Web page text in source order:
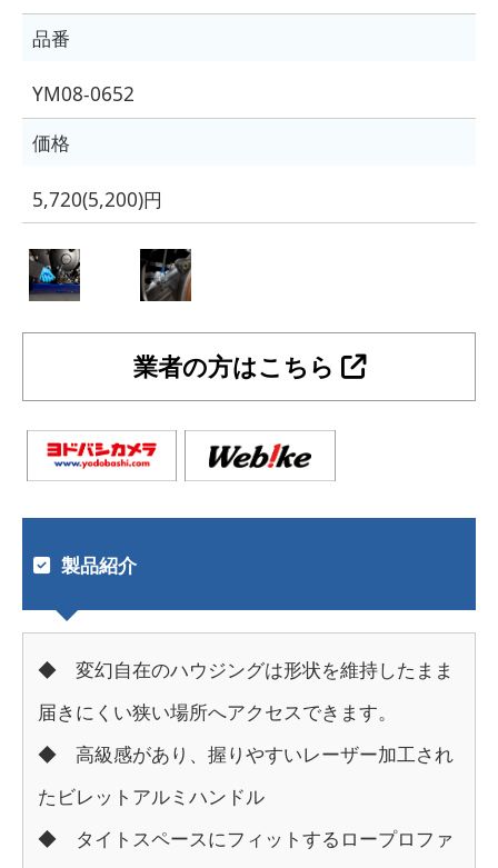
品番
YM08-0652
価格
5,720(5,200)円
業者の方はこちら
製品紹介
◆ 変幻自在のハウジングは形状を維持したまま
届きにくい狭い場所へアクセスできます。
◆ 高級感があり、握りやすいレーザー加工され
たビレットアルミハンドル
◆ タイトスペースにフィットするロープロファ